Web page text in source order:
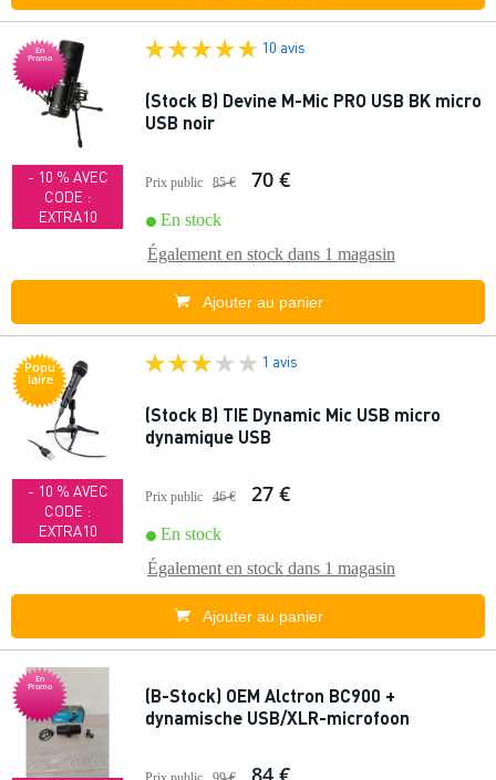
En
Promo
- 10 % AVEC
CODE :
EXTRA10
10 avis
(Stock B) Devine M-Mic PRO USB BK micro
USB noir
Prix public 85 € 70 €
En stock
Également en stock dans 1 magasin
Ajouter au panier
Popu
laire
- 10 % AVEC
CODE :
EXTRA10
1 avis
(Stock B) TIE Dynamic Mic USB micro
dynamique USB
Prix public 46 € 27 €
En stock
Également en stock dans 1 magasin
Ajouter au panier
En
Promo
(B-Stock) OEM Alctron BC900 +
dynamische USB/XLR-microfoon
84 €